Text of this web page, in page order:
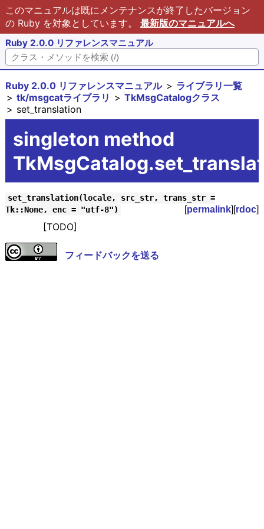
このマニュアルは既にメンテナンスが終了したバージョン
の Ruby を対象としています。 最新版のマニュアルへ
Ruby 2.0.0 リファレンスマニュアル
Ruby 2.0.0 リファレンスマニュアル
ライブラリ一覧
tk/msgcatライブラリ
TkMsgCatalogクラス
set_translation
singleton method
set_translation(locale, src_str, trans_str =
Tk::None, enc = "utf-8")
[permalink][rdoc]
[TODO]
フィードバックを送る